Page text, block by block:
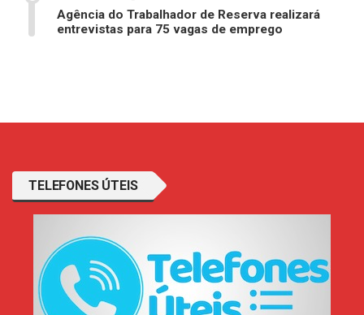
Agência do Trabalhador de Reserva realizará
entrevistas para 75 vagas de emprego
TELEFONES ÚTEIS